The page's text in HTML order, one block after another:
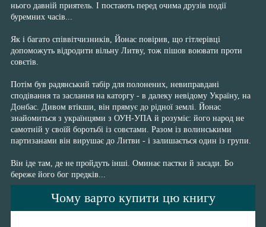
нього давній приятель. І постають перед очима друзів події
буремних часів...
Як і багато співвітчизників, Йонас повірив, що гітлерівці
допоможуть відродити вільну Литву, тож пішов воювати проти
совєтів.
Потім був радянський табір для полонених, невиправдані
сподівання та заслання на каторгу - в далеку невідому Україну, на
Донбас. Дивом втікши, він прямує до рідної землі. Йонас
знайомиться з українцями з ОУН-УПА й розуміє: його народ не
самотній у своїй боротьбі із совєтами. Разом із волинськими
партизанами він вирушає до Литви - і залишається один із групи.
Він іде там, де не пройдуть інші. Оминає пастки й засади. Бо
береже його бог предків...
Чому варто купити цю книгу